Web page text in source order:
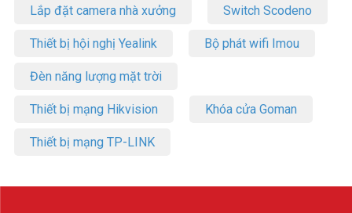
Lắp đặt camera nhà xưởng Switch Scodeno
Thiết bị hội nghị Yealink Bộ phát wifi Imou
Đèn năng lượng mặt trời
Thiết bị mạng Hikvision Khóa cửa Goman
Thiết bị mạng TP-LINK